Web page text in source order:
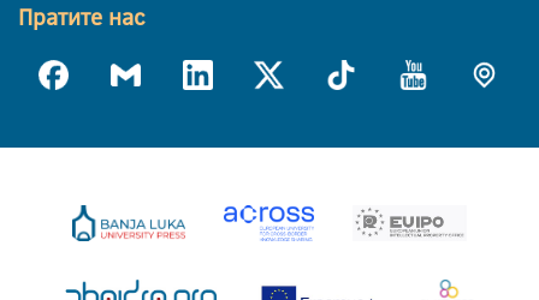
Пратите нас